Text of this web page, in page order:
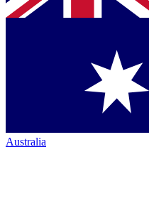
Australia